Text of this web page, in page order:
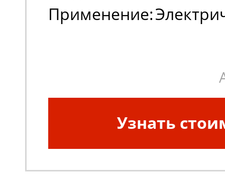
Применение:
Узнать